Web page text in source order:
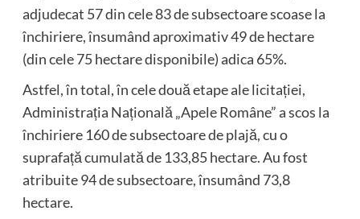
adjudecat 57 din cele 83 de subsectoare scoase la
închiriere, însumând aproximativ 49 de hectare
(din cele 75 hectare disponibile) adica 65%.
Astfel, în total, în cele două etape ale licitației,
Administrația Națională „Apele Române” a scos la
închiriere 160 de subsectoare de plajă, cu o
suprafață cumulată de 133,85 hectare. Au fost
atribuite 94 de subsectoare, însumând 73,8
hectare.